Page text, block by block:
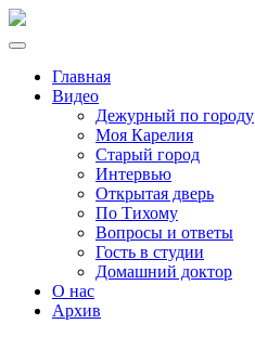
Главная
Видео
Дежурный по городу
Моя Карелия
Старый город
Интервью
Открытая дверь
По Тихому
Вопросы и ответы
Гость в студии
Домашний доктор
О нас
Архив